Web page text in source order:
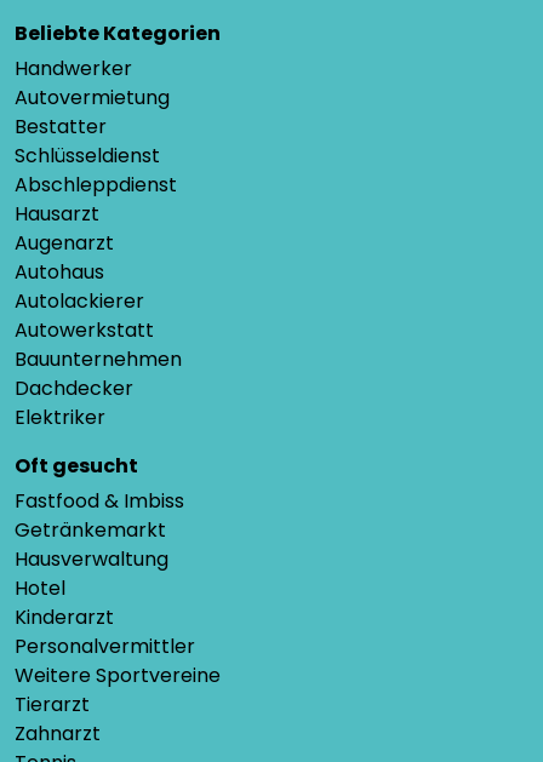
Beliebte Kategorien
Handwerker
Autovermietung
Bestatter
Schlüsseldienst
Abschleppdienst
Hausarzt
Augenarzt
Autohaus
Autolackierer
Autowerkstatt
Bauunternehmen
Dachdecker
Elektriker
Oft gesucht
Fastfood & Imbiss
Getränkemarkt
Hausverwaltung
Hotel
Kinderarzt
Personalvermittler
Weitere Sportvereine
Tierarzt
Zahnarzt